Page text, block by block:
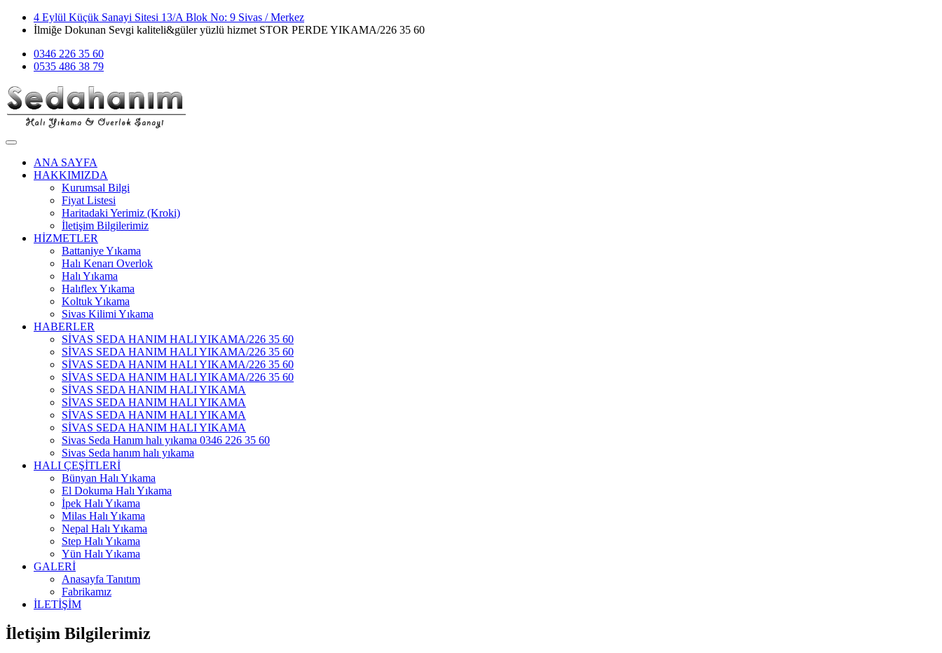
4 Eylül Küçük Sanayi Sitesi 13/A Blok No: 9 Sivas / Merkez
İlmiğe Dokunan Sevgi kaliteli&güler yüzlü hizmet STOR PERDE YIKAMA/226 35 60
0346 226 35 60
0535 486 38 79
ANA SAYFA
HAKKIMIZDA
Kurumsal Bilgi
Fiyat Listesi
Haritadaki Yerimiz (Kroki)
İletişim Bilgilerimiz
HİZMETLER
Battaniye Yıkama
Halı Kenarı Overlok
Halı Yıkama
Halıflex Yıkama
Koltuk Yıkama
Sivas Kilimi Yıkama
HABERLER
SİVAS SEDA HANIM HALI YIKAMA/226 35 60
SİVAS SEDA HANIM HALI YIKAMA/226 35 60
SİVAS SEDA HANIM HALI YIKAMA/226 35 60
SİVAS SEDA HANIM HALI YIKAMA/226 35 60
SİVAS SEDA HANIM HALI YIKAMA
SİVAS SEDA HANIM HALI YIKAMA
SİVAS SEDA HANIM HALI YIKAMA
SİVAS SEDA HANIM HALI YIKAMA
Sivas Seda Hanım halı yıkama 0346 226 35 60
Sivas Seda hanım halı yıkama
HALI ÇEŞİTLERİ
Bünyan Halı Yıkama
El Dokuma Halı Yıkama
İpek Halı Yıkama
Milas Halı Yıkama
Nepal Halı Yıkama
Step Halı Yıkama
Yün Halı Yıkama
GALERİ
Anasayfa Tanıtım
Fabrikamız
İLETİŞİM
İletişim Bilgilerimiz